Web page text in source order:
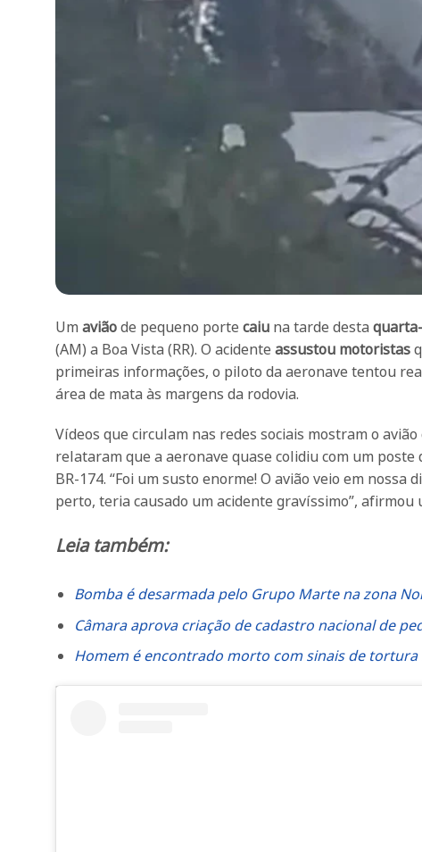
Um aviãode pequeno porte caiu na tarde desta
(AM) a Boa Vista (RR). O acidente assustou motoristas
primeiras informações, o piloto da aeronave tentou
área de mata às margens da rodovia.
Vídeos que circulam nas redes sociais mostram o
relataram que a aeronave quase colidiu com um
BR-174. “Foi um susto enorme! O avião veio em
perto, teria causado um acidente gravíssimo”,
Leia também:
Bomba é desarmada pelo Grupo Marte na zona
Câmara aprova criação de cadastro nacional de
Homem é encontrado morto com sinais de